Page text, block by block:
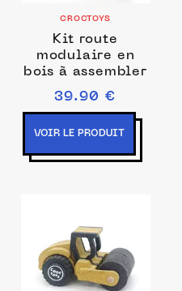
CROCTOYS
Kit route
modulaire en
bois à assembler
39.90 €
VOIR LE PRODUIT